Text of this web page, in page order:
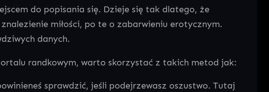
do popisania się. Dzieje się tak dlatego, że
miłości, po te o zabarwieniu erotycznym.
danych.
randkowym, warto skorzystać z takich metod jak:
sprawdzić, jeśli podejrzewasz oszustwo. Tutaj